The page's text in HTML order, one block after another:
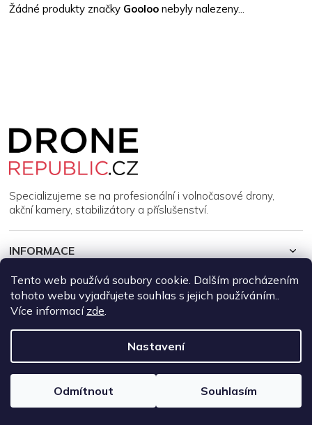
Tento web používá soubory cookie. Dalším procházením
tohoto webu vyjadřujete souhlas s jejich používáním..
Více informací zde.
Nastavení
Odmítnout Souhlasím
Žádné produkty značky Gooloo nebyly nalezeny...
Specializujeme se na profesionální i volnočasové drony,
akční kamery, stabilizátory a příslušenství.
INFORMACE
MŮJ ÚČET
Copyright 2026DroneRepublic.cz. Všechna práva vyhrazena.
Upravit nastavení cookies